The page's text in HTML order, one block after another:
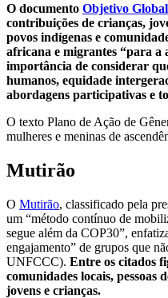
O documento Objetivo
contribuições de crianças,
povos indígenas e
africana e migrantes “para a
importância de considerar
humanos, equidade
abordagens participativas e
O texto Plano de Ação de
mulheres e meninas de
Mutirão
O Mutirão, classificado pela
um “método contínuo de
segue além da COP30”,
engajamento” de grupos que
UNFCCC). Entre os citados
comunidades locais, pessoas
jovens e crianças.